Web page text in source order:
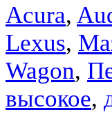
Acura,
Lexus,
Wagon,
высокое,